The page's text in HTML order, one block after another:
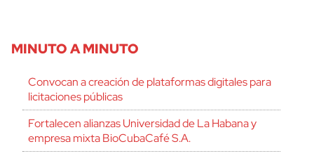
MINUTO A MINUTO
Convocan a creación de plataformas digitales para
licitaciones públicas
Fortalecen alianzas Universidad de La Habana y
empresa mixta BioCubaCafé S.A.